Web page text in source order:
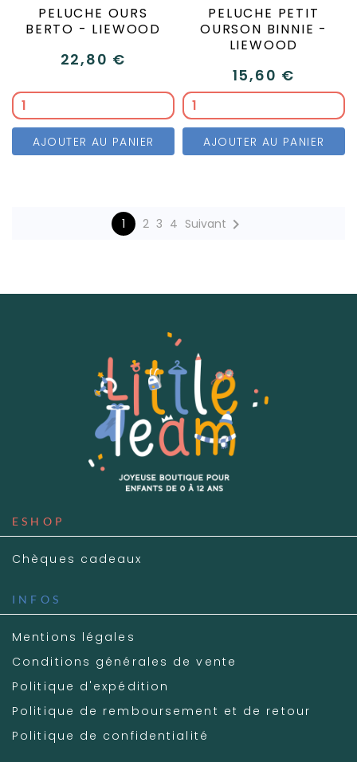
PELUCHE OURS
BERTO - LIEWOOD
22,80 €
AJOUTER AU PANIER
PELUCHE PETIT
OURSON BINNIE -
LIEWOOD
15,60 €
AJOUTER AU PANIER
1 2 3 4 Suivant 
ESHOP
Chèques cadeaux
INFOS
Mentions légales
Conditions générales de vente
Politique d'expédition
Politique de remboursement et de retour
Politique de confidentialité